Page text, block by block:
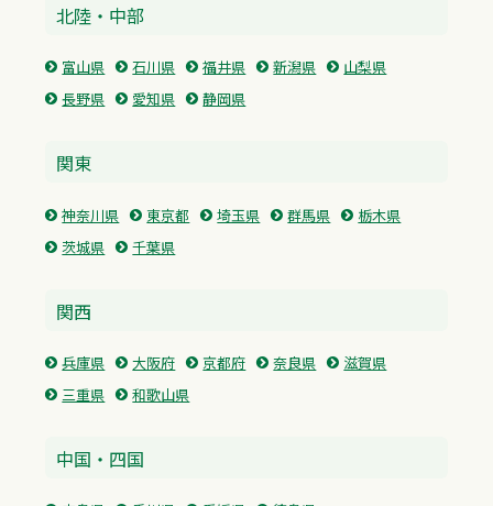
北陸・中部
富山県 石川県 福井県 新潟県
山梨県
長野県
愛知県 静岡県
関東
神奈川県 東京都 埼玉県 群馬県
栃木県
茨城県
千葉県
関西
兵庫県 大阪府 京都府 奈良県
滋賀県
三重県
和歌山県
中国・四国